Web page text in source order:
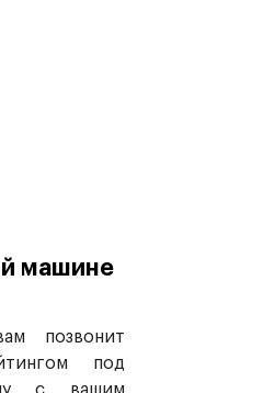
машине
позвонит
под